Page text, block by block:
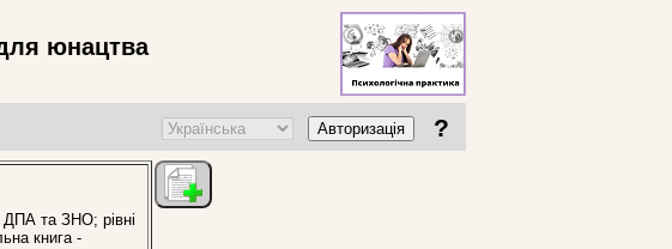
юнацтва
Авторизація ?
та ЗНО; рівні
книга -